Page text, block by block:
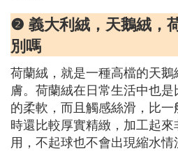
❷ 義大利絨，天鵝絨，
別嗎
荷蘭絨，就是一種高檔的天
膚。荷蘭絨在日常生活中也
的柔軟，而且觸感絲滑，比
時還比較厚實精緻，加工起
用，不起球也不會出現縮水情